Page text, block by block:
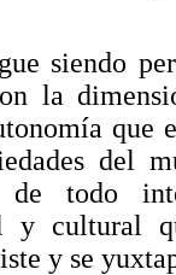
siendo
la
que
del
de todo
y cultural
y se